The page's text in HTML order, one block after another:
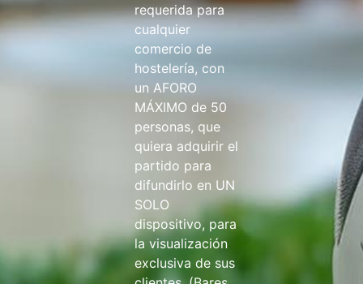
requerida para
cualquier
comercio de
hostelería, con
un AFORO
MÁXIMO de 50
personas, que
quiera adquirir el
partido para
difundirlo en UN
SOLO
dispositivo, para
la visualización
exclusiva de sus